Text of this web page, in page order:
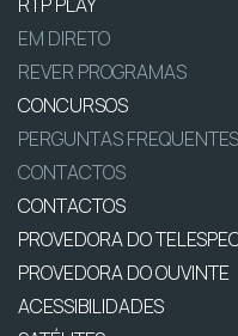
EM DIRETO
REVER PROGRAMAS
CONCURSOS
PERGUNTAS FREQUENTES
CONTACTOS
CONTACTOS
PROVEDORA DO
PROVEDORA DO OUVINTE
ACESSIBILIDADES